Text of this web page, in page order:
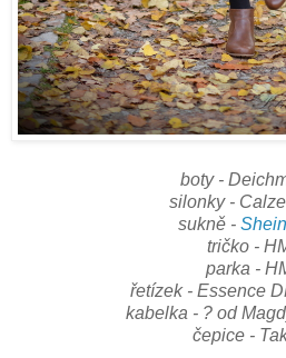
boty -
silonky -
sukně -
tričko -
parka -
řetízek - Essence
kabelka - ? od
čepice -